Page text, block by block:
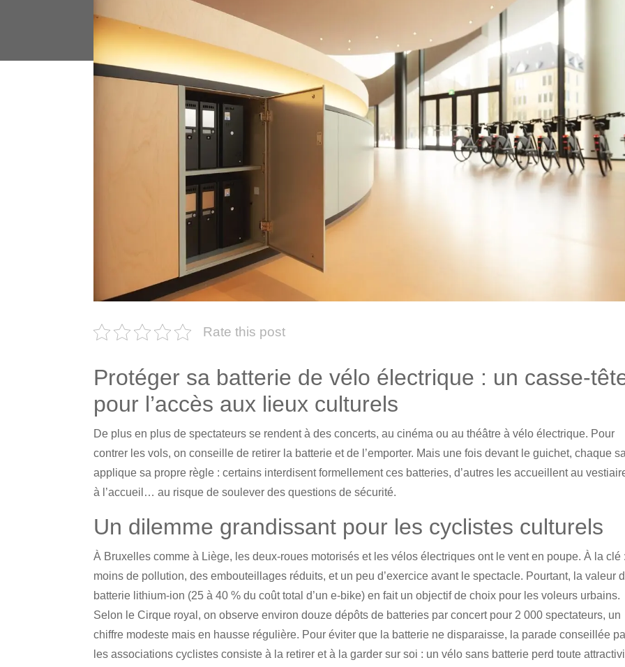
Rate this post
Protéger sa batterie de vélo électrique : un casse-
pour l’accès aux lieux culturels
De plus en plus de spectateurs se rendent à des concerts, au cinéma ou au théâtre à vélo électrique. Pour
contrer les vols, on conseille de retirer la batterie et de l’emporter. Mais une fois devant le guichet, chaque
applique sa propre règle : certains interdisent formellement ces batteries, d’autres les accueillent au
à l’accueil… au risque de soulever des questions de sécurité.
Un dilemme grandissant pour les cyclistes culturels
À Bruxelles comme à Liège, les deux-roues motorisés et les vélos électriques ont le vent en poupe. À la clé :
moins de pollution, des embouteillages réduits, et un peu d’exercice avant le spectacle. Pourtant, la valeur
batterie lithium-ion (25 à 40 % du coût total d’un e-bike) en fait un objectif de choix pour les voleurs urbains.
Selon le Cirque royal, on observe environ douze dépôts de batteries par concert pour 2 000 spectateurs, un
chiffre modeste mais en hausse régulière. Pour éviter que la batterie ne disparaisse, la parade conseillée
les associations cyclistes consiste à la retirer et à la garder sur soi : un vélo sans batterie perd toute